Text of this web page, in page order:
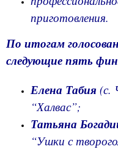
приготовления.
По итогам
следующие пять
Елена Табия (с.
“Халвас”;
Татьяна
“Ушки с